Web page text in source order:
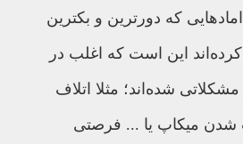
که دورترین و بکترین
این است که اغلب در
شده‌اند؛ مثلا اتلاف
شدن میکاپ یا ... فرصتی